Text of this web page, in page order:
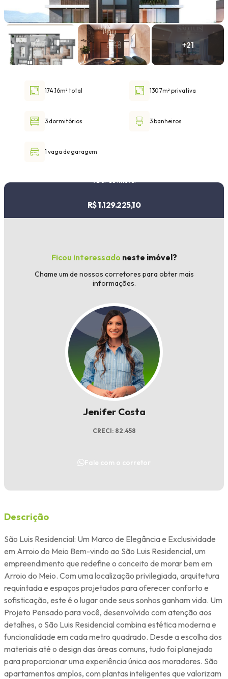
Faixa de valor
30.000,00 até 1.000.000,00 ou +
174.16m² total 130.7m² privativa
3 dormitórios 3 banheiros
1 vaga de garagem
R$ 1.129.225,10
Ficou interessado neste imóvel?
Chame um de nossos corretores para obter mais
informações.
Jenifer Costa
CRECI: 82.458
Fale com o corretor
Descrição
São Luis Residencial: Um Marco de Elegância e Exclusividade
em Arroio do Meio Bem-vindo ao São Luis Residencial, um
empreendimento que redefine o conceito de morar bem em
Arroio do Meio. Com uma localização privilegiada, arquitetura
requintada e espaços projetados para oferecer conforto e
sofisticação, este é o lugar onde seus sonhos ganham vida. Um
Projeto Pensado para você, desenvolvido com atenção aos
detalhes, o São Luis Residencial combina estética moderna e
funcionalidade em cada metro quadrado. Desde a escolha dos
materiais até o design das áreas comuns, tudo foi planejado
para proporcionar uma experiência única aos moradores. São
apartamentos amplos, com plantas inteligentes que valorizam